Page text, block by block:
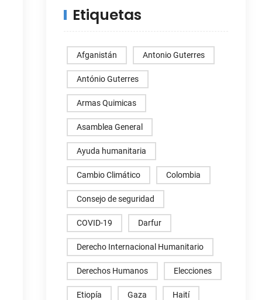
Etiquetas
Afganistán Antonio Guterres
António Guterres
Armas Quimicas
Asamblea General
Ayuda humanitaria
Cambio Climático Colombia
Consejo de seguridad
COVID-19 Darfur
Derecho Internacional Humanitario
Derechos Humanos Elecciones
Etiopía Gaza Haití